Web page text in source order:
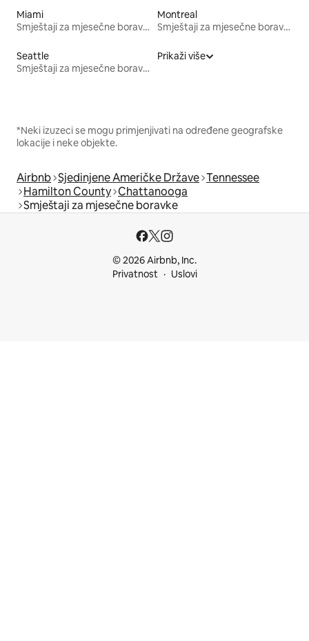
Miami
Smještaji za mjesečne boravke
Montreal
Smještaji za mjesečne boravke
Seattle
Smještaji za mjesečne boravke
Prikaži više
*Neki izuzeci se mogu primjenjivati na određene geografske
lokacije i neke objekte.
Airbnb Sjedinjene Američke Države Tennessee
Hamilton County Chattanooga
Smještaji za mjesečne boravke
© 2026 Airbnb, Inc.
Privatnost
Uslovi